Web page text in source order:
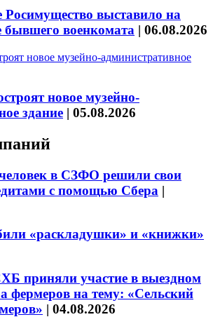
Росимущество выставило на
бывшего военкомата | 06.08.2026
новое музейно-
здание | 05.08.2026
в СЗФО решили свои
с помощью Сбера |
«раскладушки» и «книжки»
приняли участие в выездном
фермеров на тему: «Сельский
| 04.08.2026